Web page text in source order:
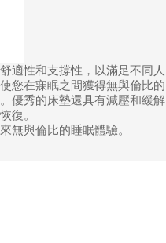
適性和支撐性，以滿足不同人
您在寐眠之間獲得無與倫比的
優秀的床墊還具有減壓和緩解
復。
無與倫比的睡眠體驗。